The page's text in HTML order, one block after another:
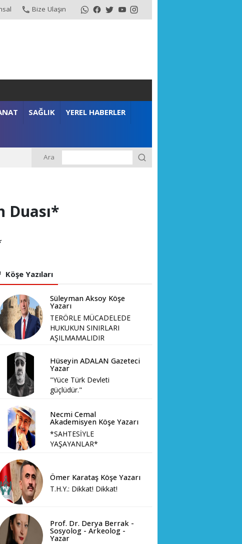
Bize Ulaşın
SAĞLIK YEREL HABERLER
Ara
Duası*
Köşe Yazıları
Süleyman Aksoy Köşe
Yazarı
TERÖRLE MÜCADELEDE
HUKUKUN SINIRLARI
AŞILMAMALIDIR
Hüseyin ADALAN Gazeteci
Yazar
"Yüce Türk Devleti
güçlüdür."
Necmi Cemal
Akademisyen Köşe Yazarı
*SAHTESİYLE
YAŞAYANLAR*
Ömer Karataş Köşe Yazarı
T.H.Y.: Dikkat! Dikkat!
Prof. Dr. Derya Berrak -
Sosyolog - Arkeolog -
Yazar